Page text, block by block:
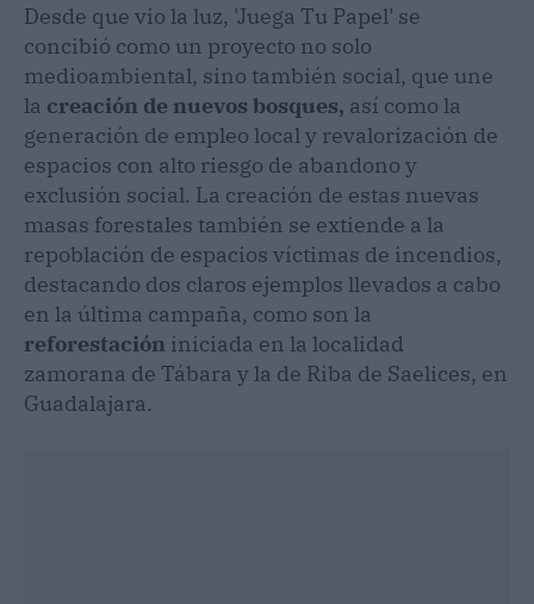
Desde que vio la luz, 'Juega Tu Papel' se
concibió como un proyecto no solo
medioambiental, sino también social, que une
la creación de nuevos bosques, así como la
generación de empleo local y revalorización de
espacios con alto riesgo de abandono y
exclusión social. La creación de estas nuevas
masas forestales también se extiende a la
repoblación de espacios víctimas de incendios,
destacando dos claros ejemplos llevados a cabo
en la última campaña, como son la
reforestación iniciada en la localidad
zamorana de Tábara y la de Riba de Saelices, en
Guadalajara.